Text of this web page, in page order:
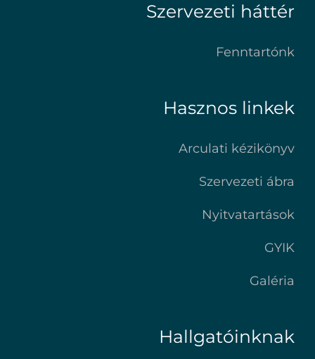
Szervezeti háttér
Fenntartónk
Hasznos linkek
Arculati kézikönyv
Szervezeti ábra
Nyitvatartások
GYIK
Galéria
Hallgatóinknak